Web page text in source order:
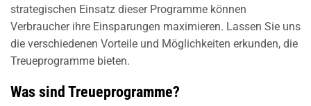
strategischen Einsatz dieser Programme können
Verbraucher ihre Einsparungen maximieren. Lassen Sie uns
die verschiedenen Vorteile und Möglichkeiten erkunden, die
Treueprogramme bieten.
Was sind Treueprogramme?